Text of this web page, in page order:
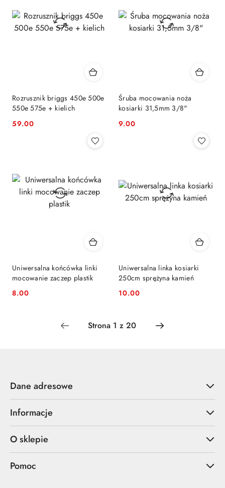
Rozrusznik briggs 450e 500e
550e 575e + kielich
Cena:
59.00
Śruba mocowania noża
kosiarki 31,5mm 3/8"
Cena:
9.00
Uniwersalna końcówka linki
mocowanie zaczep plastik
Cena:
8.00
Uniwersalna linka kosiarki
250cm sprężyna kamień
Cena:
10.00
Dane adresowe
Informacje
O sklepie
Pomoc